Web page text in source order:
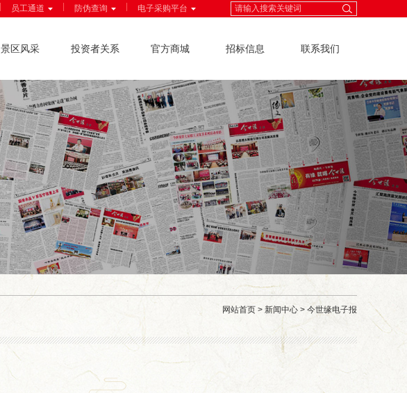
员工通道 防伪查询 电子采购平台
景区风采 投资者关系 官方商城 招标信息 联系我们
网站首页 > 新闻中心 > 今世缘电子报